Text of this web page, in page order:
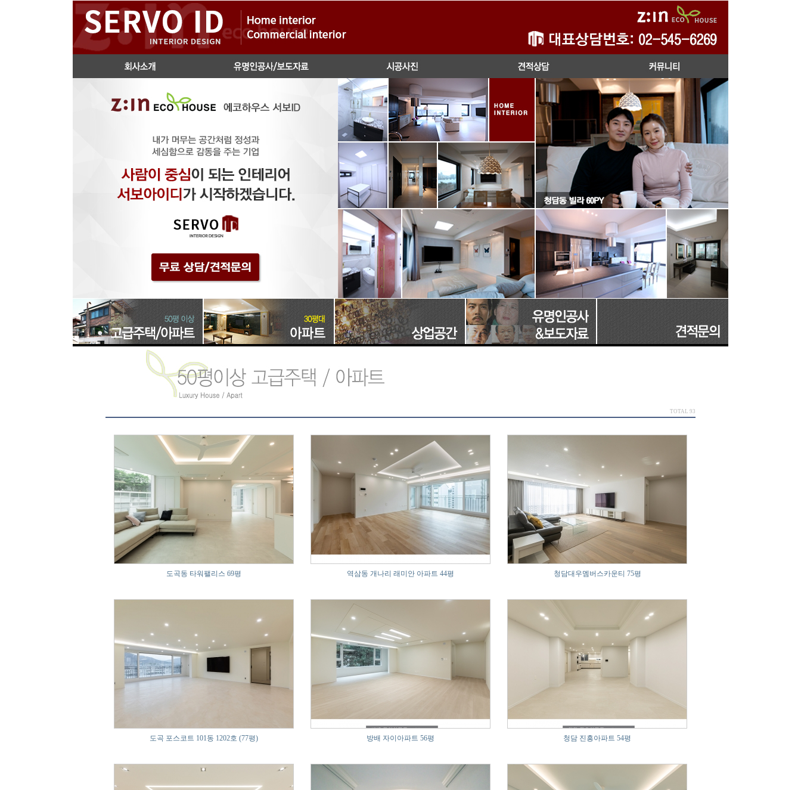
TOTAL 93
도곡동 타워팰리스 69평 역삼동 개나리 래미안 아파트 44평 청담대우멤버스카운티 75평
도곡 포스코트 101동 1202호 (77평) 방배 자이아파트 56평 청담 진흥아파트 54평